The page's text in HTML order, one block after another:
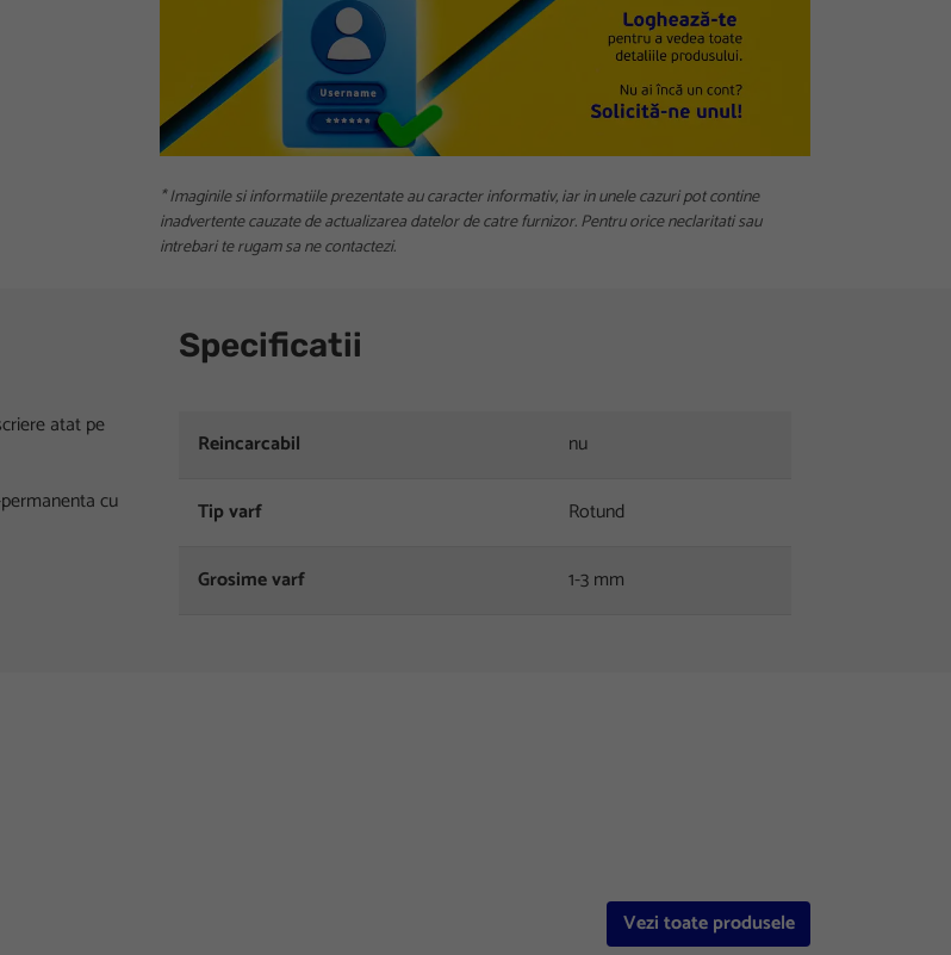
* Imaginile si informatiile prezentate au caracter informativ, iar in unele cazuri pot contine
inadvertente cauzate de actualizarea datelor de catre furnizor. Pentru orice neclaritati sau
intrebari te rugam sa ne contactezi.
atat pe
cu
Specificatii
Reincarcabil nu
Tip varf Rotund
Grosime varf 1-3 mm
Vezi toate produsele